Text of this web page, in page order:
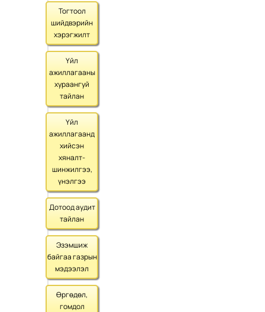
Тогтоол
шийдвэрийн
хэрэгжилт
Үйл
ажиллагааны
хураангуй
тайлан
Үйл
ажиллагаанд
хийсэн
хяналт-
шинжилгээ,
үнэлгээ
Дотоод аудит
тайлан
Эзэмшиж
байгаа газрын
мэдээлэл
Өргөдөл,
гомдол